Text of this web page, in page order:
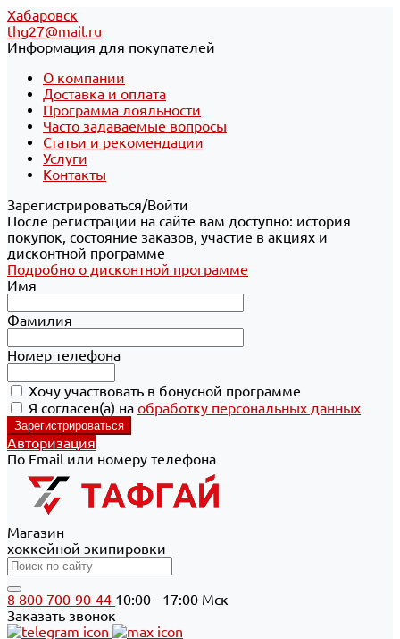
Хабаровск
thg27@mail.ru
Информация для покупателей
О компании
Доставка и оплата
Программа лояльности
Часто задаваемые вопросы
Статьи и рекомендации
Услуги
Контакты
Зарегистрироваться/Войти
После регистрации на сайте вам доступно: история
покупок, состояние заказов, участие в акциях и
дисконтной программе
Подробно о дисконтной программе
Имя
Фамилия
Номер телефона
Хочу участвовать в бонусной программе
Я согласен(а) на обработку персональных данных
Авторизация
По Email или номеру телефона
Магазин
хоккейной экипировки
8 800 700-90-44 10:00 - 17:00 Мск
Заказать звонок